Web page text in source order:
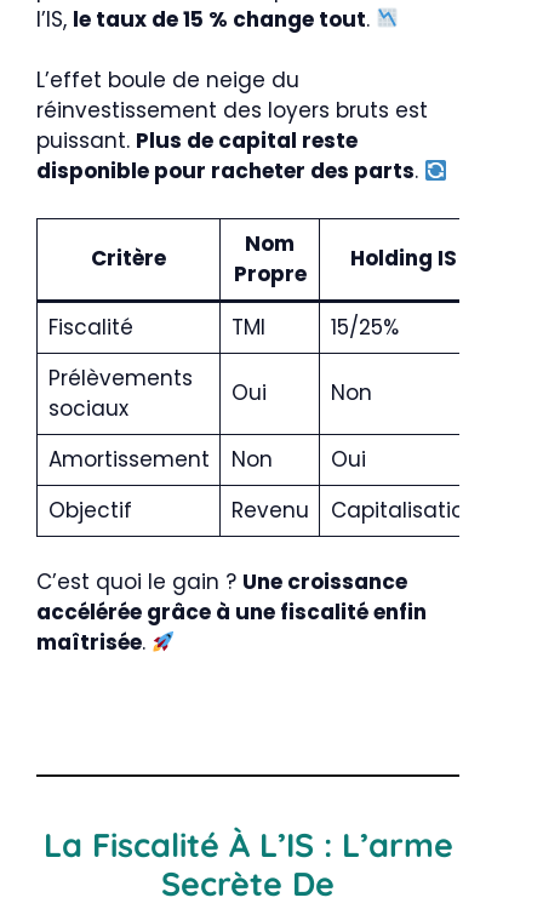
l’IS, le taux de 15 % change tout.
L’effet boule de neige du
réinvestissement des loyers bruts est
puissant. Plus de capital reste
disponible pour racheter des parts.
Critère
Nom
Propre
Holding IS
Fiscalité TMI
15/25%
Prélèvements
sociaux
Oui Non
Amortissement Non
Oui
Objectif
Revenu Capitalisation
C’est quoi le gain ? Une croissance
accélérée grâce à une fiscalité enfin
maîtrisée.
La Fiscalité À L’IS : L’arme
Secrète De